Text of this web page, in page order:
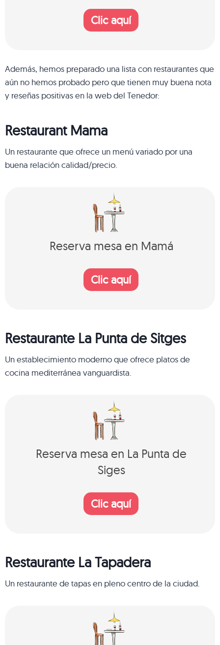
Clic aquí
Además, hemos preparado una lista con restaurantes que
aún no hemos probado pero que tienen muy buena nota
y reseñas positivas en la web del Tenedor:
Restaurant Mama
Un restaurante que ofrece un menú variado por una
buena relación calidad/precio.
Reserva mesa en Mamá
Clic aquí
Restaurante La Punta de Sitges
Un establecimiento moderno que ofrece platos de
cocina mediterránea vanguardista.
Reserva mesa en La Punta de
Siges
Clic aquí
Restaurante La Tapadera
Un restaurante de tapas en pleno centro de la ciudad.